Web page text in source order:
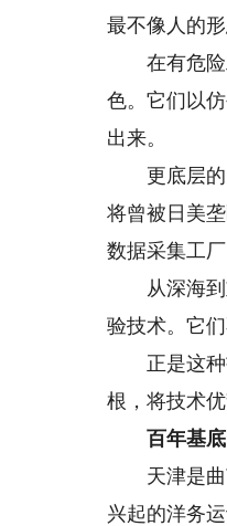
最不像人的
在有危险工
色。它们以
出来。
更底层的突
将曾被日美
数据采集工
从深海到重
验技术。它
正是这种扎
根，将技术
百年基
天津是曲艺
兴起的洋务